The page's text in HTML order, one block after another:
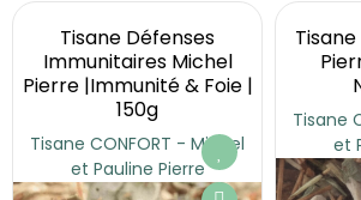
Tisane Défenses
Immunitaires Michel
Pierre |Immunité & Foie |
150g
Tisane CONFORT - Michel
et Pauline Pierre
Tisane
et